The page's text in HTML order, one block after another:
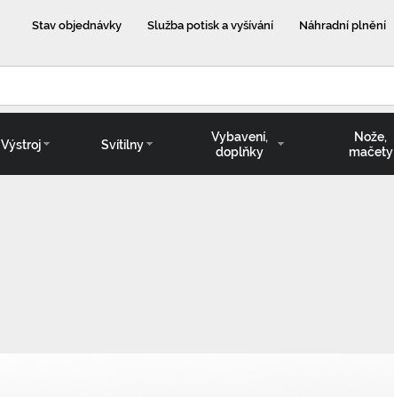
Stav objednávky Služba potisk a vyšívání Náhradní plnění
Výstroj Svítilny
Vybavení,
doplňky
Nože,
mačety